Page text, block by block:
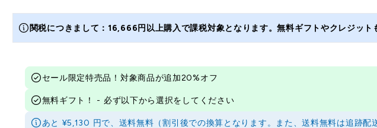
関税につきまして：16,666円以上購入で課税対象となります。無料ギフトやクレジッ
セール限定特売品！対象商品が追加20%オフ
無料ギフト！ - 必ず以下から選択をしてください
あと ¥5,130 円で、送料無料（割引後での換算となります。また、送料無料は追跡配